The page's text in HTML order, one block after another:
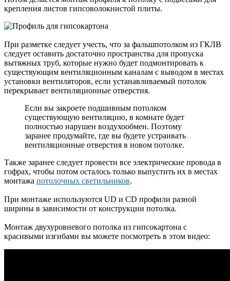
крепления листов гипсоволокнистой плиты.
При разметке следует учесть, что за фальшпотолком из ГКЛВ
следует оставить достаточно пространства для пропуска
вытяжных труб, которые нужно будет подмонтировать к
существующим вентиляционным каналам с выводом в местах
установки вентиляторов, если устанавливаемый потолок
перекрывает вентиляционные отверстия.
Если вы закроете подшивным потолком
существующую вентиляцию, в комнате будет
полностью нарушен воздухообмен. Поэтому
заранее продумайте, где вы будете устраивать
вентиляционные отверстия в новом потолке.
Также заранее следует провести все электрические провода в
гофрах, чтобы потом осталось только выпустить их в местах
монтажа потолочных светильников.
При монтаже используются UD и CD профили разной
ширины в зависимости от конструкции потолка.
Монтаж двухуровневого потолка из гипсокартона с
красивыми изгибами вы можете посмотреть в этом видео: